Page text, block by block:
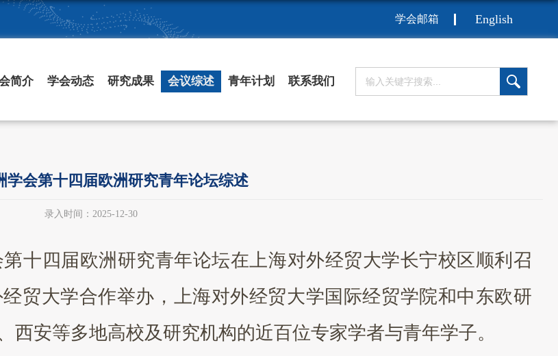
学会邮箱 English
简介 学会动态 研究成果 会议综述 青年计划 联系我们
学会第十四届欧洲研究青年论坛综述
录入时间：2025-12-30
十四届欧洲研究青年论坛在上海对外经贸大学长宁校区顺利召
贸大学合作举办，上海对外经贸大学国际经贸学院和中东欧研
安等多地高校及研究机构的近百位专家学者与青年学子。